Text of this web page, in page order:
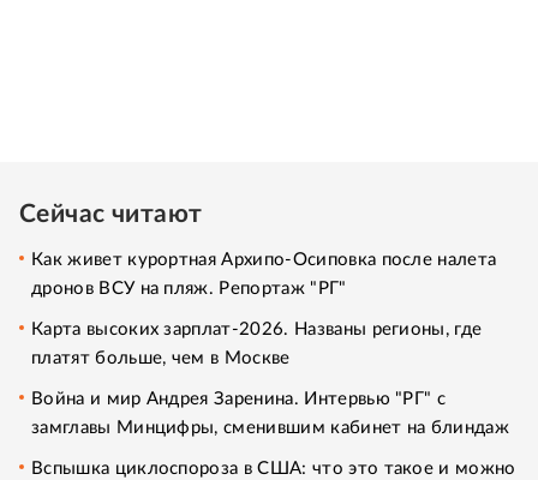
Сейчас читают
Как живет курортная Архипо-Осиповка после налета
дронов ВСУ на пляж. Репортаж "РГ"
Карта высоких зарплат-2026. Названы регионы, где
платят больше, чем в Москве
Война и мир Андрея Заренина. Интервью "РГ" с
замглавы Минцифры, сменившим кабинет на блиндаж
Вспышка циклоспороза в США: что это такое и можно